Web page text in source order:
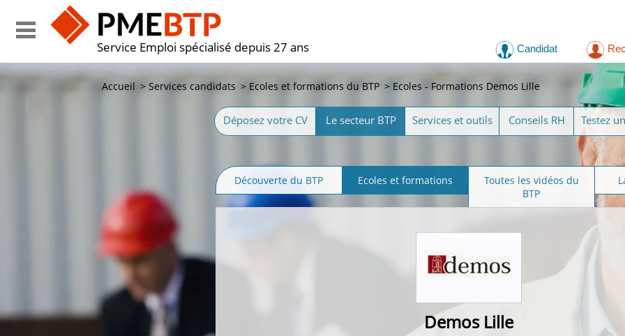
Service Emploi spécialisé depuis 27 ans Candidat
Accueil > Services candidats > Ecoles et formations du BTP > Ecoles - Formations Demos Lille
Déposez votre CV Le secteur BTP Services et outils Conseils RH Testez
Découverte du BTP Ecoles et formations
Toutes les vidéos du
BTP
Demos Lille